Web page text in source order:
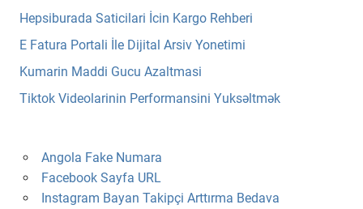
Hepsiburada Saticilari İcin Kargo Rehberi
E Fatura Portali İle Dijital Arsiv Yonetimi
Kumarin Maddi Gucu Azaltmasi
Tiktok Videolarinin Performansini Yuksəltmək
Angola Fake Numara
Facebook Sayfa URL
Instagram Bayan Takipçi Arttırma Bedava